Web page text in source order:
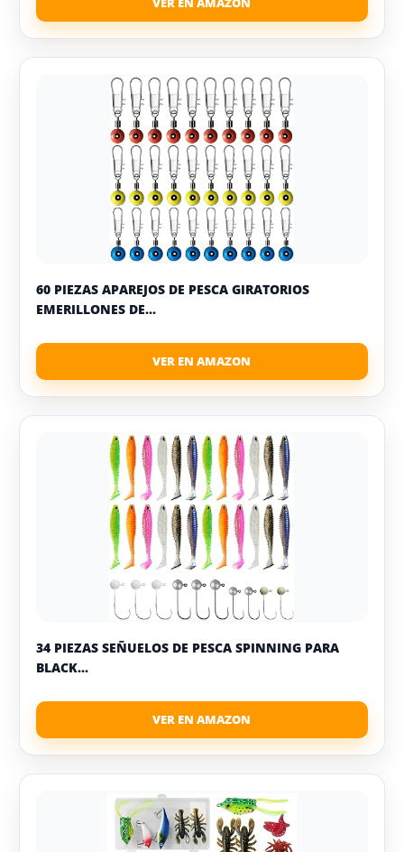
60 PIEZAS APAREJOS DE PESCA GIRATORIOS
EMERILLONES DE...
34 PIEZAS SEÑUELOS DE PESCA SPINNING PARA
BLACK...